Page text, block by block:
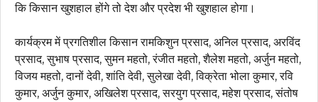
कि किसान खुशहाल होंगे तो देश और प्रदेश भी खुशहाल होगा।
कार्यक्रम में प्रगतिशील किसान रामकिशुन प्रसाद, अनिल प्रसाद, अरविंद
प्रसाद, सुभाष प्रसाद, सुमन महतो, रंजीत महतो, शैलेश महतो, अर्जुन महतो,
विजय महतो, दानों देवी, शांति देवी, सुलेखा देवी, विक्रेता भोला कुमार, रवि
कुमार, अर्जुन कुमार, अखिलेश प्रसाद, सरयुग प्रसाद, महेश प्रसाद, संतोष